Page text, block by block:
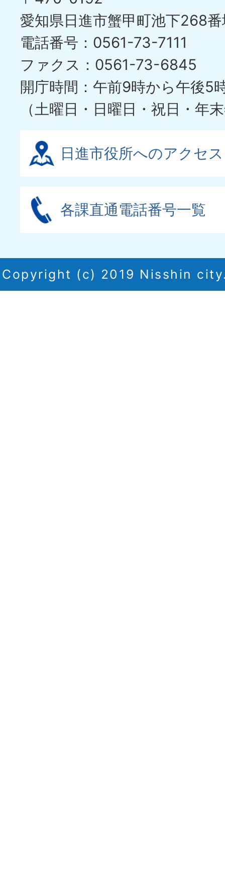
ス
ラ
イ
ド
愛知県日進市蟹甲町池下268
電話番号：0561-73-7111
ファクス：0561-73-6845
開庁時間：午前9時から午後5
（土曜日・日曜日・祝日・年
日進市役所へのアクセス
各課直通電話番号一覧
Copyright (c) 2019 Nisshin